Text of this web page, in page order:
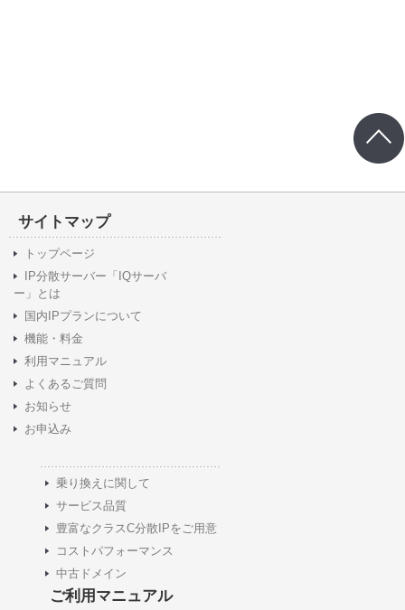
サイトマップ
トップページ
IP分散サーバー「IQサーバ
ー」とは
国内IPプランについて
機能・料金
利用マニュアル
よくあるご質問
お知らせ
お申込み
乗り換えに関して
サービス品質
豊富なクラスC分散IPをご用意
コストパフォーマンス
中古ドメイン
ご利用マニュアル